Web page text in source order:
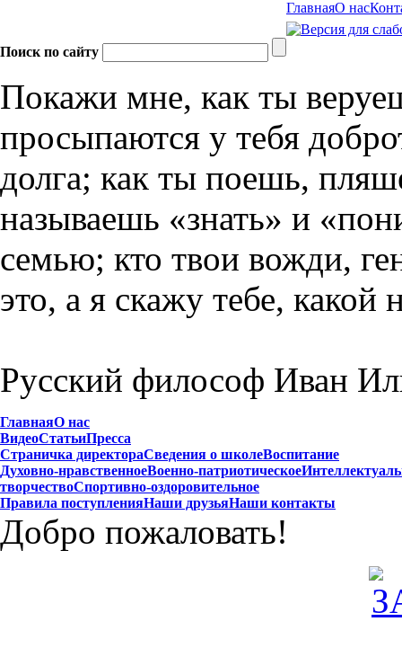
ГлавнаяО нас
Поиск по сайту
Покажи мне, как ты
просыпаются у тебя
долга; как ты поешь,
называешь «знать» и
семью; кто твои вожди,
это, а я скажу тебе,
Русский философ Иван
ГлавнаяО нас
ВидеоСтатьиПресса
Страничка директораСведения о школеВоспитание
Духовно-нравственноеВоенно-патриотическое
творчествоСпортивно-оздоровительное
Правила поступленияНаши друзьяНаши контакты
Добро пожаловать!